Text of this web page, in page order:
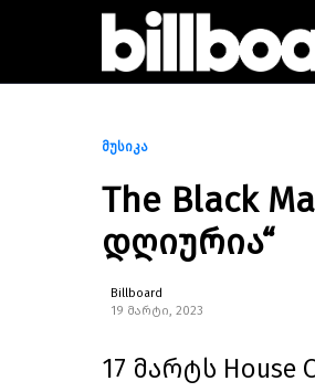
მუსიკა
The Black
დღიურია“
Billboard
19 მარტი, 2023
17 მარტს House